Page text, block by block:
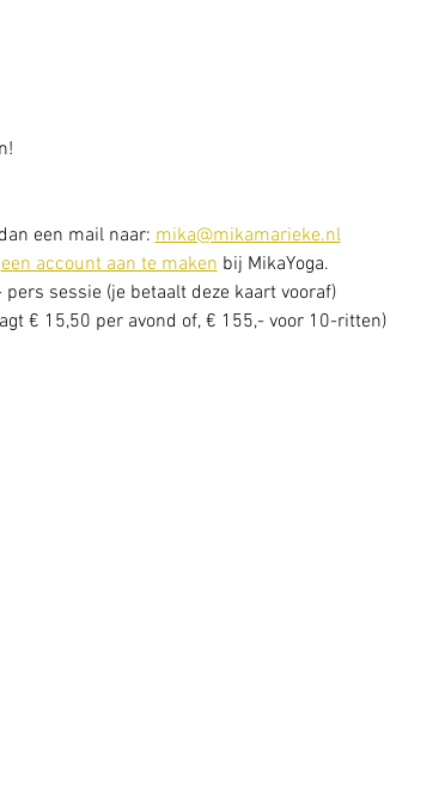
een mail naar: mika@mikamarieke.nl
een account aan te maken bij MikaYoga.
sessie (je betaalt deze kaart vooraf)
€ 15,50 per avond of, € 155,- voor 10-ritten)